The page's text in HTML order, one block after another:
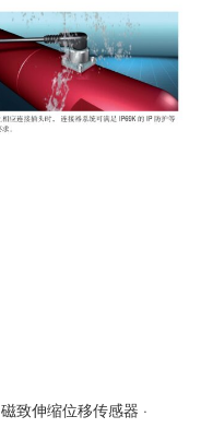
磁致伸缩位移传感器 ·